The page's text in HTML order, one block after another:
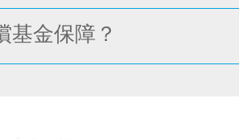
基金保障？